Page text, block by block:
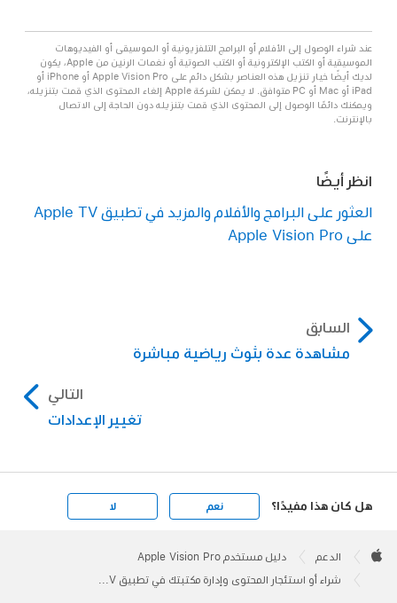
عند شراء الوصول إلى الأفلام أو البرامج التلفزيونية أو الموسيقى أو الفيديوهات
الموسيقية أو الكتب الإلكترونية أو الكتب الصوتية أو نغمات الرنين من Apple، يكون
لديك أيضًا خيار تنزيل هذه العناصر بشكل دائم على Apple Vision Pro أو iPhone أو
iPad أو Mac أو PC متوافق. لا يمكن لشركة Apple إلغاء المحتوى الذي قمت بتنزيله،
ويمكنك دائمًا الوصول إلى المحتوى الذي قمت بتنزيله دون الحاجة إلى الاتصال
بالإنترنت.
انظر أيضًا
العثور على البرامج والأفلام والمزيد في تطبيق Apple TV
على Apple Vision Pro
السابق
مشاهدة عدة بثوث رياضية مباشرة
التالي
تغيير الإعدادات
هل كان هذا مفيدًا؟ نعم لا
Footer

الدعم دليل مستخدم Apple Vision Pro